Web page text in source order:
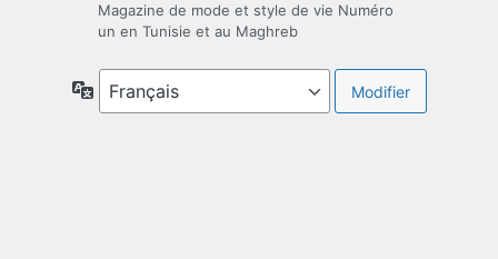
Magazine de mode et style de vie Numéro
un en Tunisie et au Maghreb
Langue